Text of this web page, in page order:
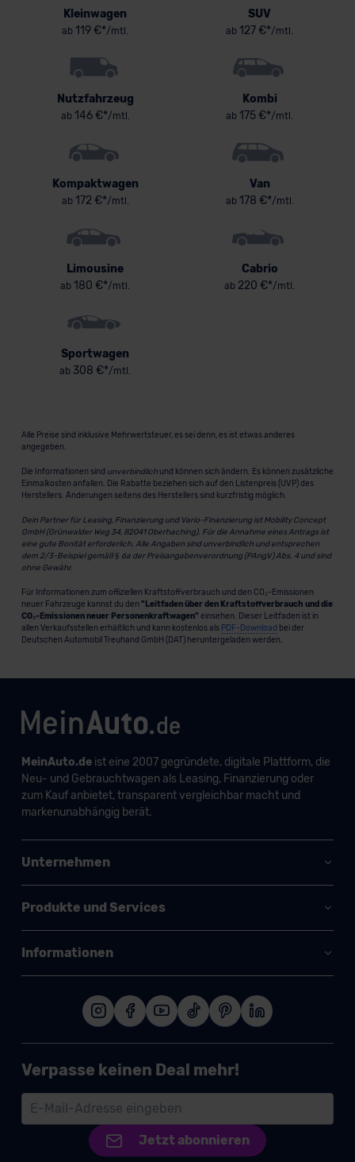
Kleinwagen
ab 119 €*/mtl.
SUV
ab 127 €*/mtl.
Nutzfahrzeug
ab146 €*/mtl.
Kombi
ab 175 €*/mtl.
Kompaktwagen
ab172 €*/mtl.
Van
ab178 €*/mtl.
Limousine
ab 180 €*/mtl.
Cabrio
ab 220 €*/mtl.
Sportwagen
ab 308 €*/mtl.
Alle Preise sind inklusive Mehrwertsteuer, es sei denn, es ist etwas anderes
angegeben.
Die Informationen sind unverbindlichund können sich ändern. Es können zusätzliche
Einmalkosten anfallen. Die Rabatte beziehen sich auf den Listenpreis (UVP) des
Herstellers. Änderungen seitens des Herstellers sind kurzfristig möglich.
Dein Partner für Leasing, Finanzierung und Vario-Finanzierung ist Mobility Concept
GmbH (Grünwalder Weg 34, 82041 Oberhaching). Für die Annahme eines Antrags ist
eine gute Bonität erforderlich. Alle Angaben sind unverbindlich und entsprechen
dem 2/3-Beispiel gemäß § 6a der Preisangabenverordnung (PAngV) Abs. 4 und sind
ohne Gewähr.
Für Informationen zum offiziellen Kraftstoffverbrauch und den CO₂-Emissionen
neuer Fahrzeuge kannst du den "Leitfaden über den Kraftstoffverbrauch und die
CO₂-Emissionen neuer Personenkraftwagen" einsehen. Dieser Leitfaden ist in
allen Verkaufsstellen erhältlich und kann kostenlos als PDF-Download bei der
Deutschen Automobil Treuhand GmbH (DAT) heruntergeladen werden.
MeinAuto.deist eine 2007 gegründete, digitale Plattform, die
Neu- und Gebrauchtwagen als Leasing, Finanzierung oder
zum Kauf anbietet, transparent vergleichbar macht und
markenunabhängig berät.
Unternehmen
Produkte und Services
Informationen
Verpasse keinen Deal mehr!
Jetzt abonnieren